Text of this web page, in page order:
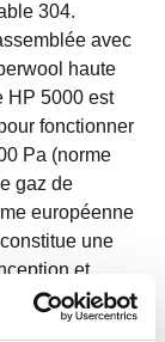
304.
avec
haute
HP 5000 est
fonctionner
Pa (norme
gaz de
européenne
une
et
idéale pour
tel qu'un